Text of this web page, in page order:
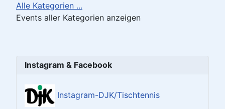
Alle Kategorien ...
Events aller Kategorien anzeigen
Instagram & Facebook
Instagram-DJK/Tischtennis